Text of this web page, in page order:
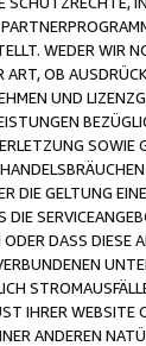
WEDER WIR
ART, OB
UND
SOWIE
DIE GELTUNG
DIE
DASS DIESE
IHRER WEBSITE
ANDEREN